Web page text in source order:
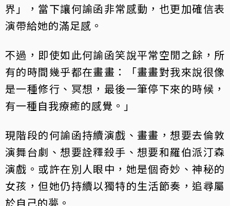
界」，當下讓何諭函非常感動，也更加確信表
演帶給她的滿足感。
不過，即使如此何諭函笑說平常空閒之餘，所
有的時間幾乎都在畫畫：「畫畫對我來說很像
是一種修行、冥想，最後一筆停下來的時候，
有一種自我療癒的感覺。」
現階段的何諭函持續演戲、畫畫，想要去倫敦
演舞台劇、想要詮釋殺手、想要和羅伯派汀森
演戲。或許在別人眼中，她是個奇妙、神秘的
女孩，但她仍持續以獨特的生活節奏，追尋屬
於自己的夢。